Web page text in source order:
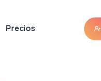
Precios